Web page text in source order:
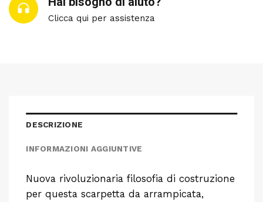
Clicca qui per assistenza
DESCRIZIONE
INFORMAZIONI AGGIUNTIVE
Nuova rivoluzionaria filosofia di costruzione
per questa scarpetta da arrampicata,